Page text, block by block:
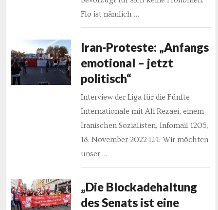
Flo ist nämlich …
Iran-Proteste: „Anfangs
emotional – jetzt
politisch“
Interview der Liga für die Fünfte
Internationale mit Ali Rezaei, einem
Iranischen Sozialisten, Infomail 1205,
18. November 2022 LFI: Wir möchten
unser …
„Die Blockadehaltung
des Senats ist eine